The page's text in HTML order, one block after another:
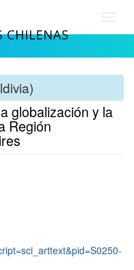
globalización y la
Región